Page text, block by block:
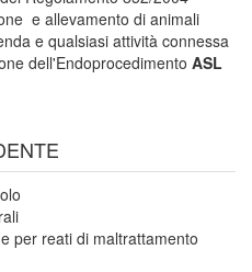
e allevamento di animali
e qualsiasi attività connessa
dell'Endoprocedimento ASL
per reati di maltrattamento